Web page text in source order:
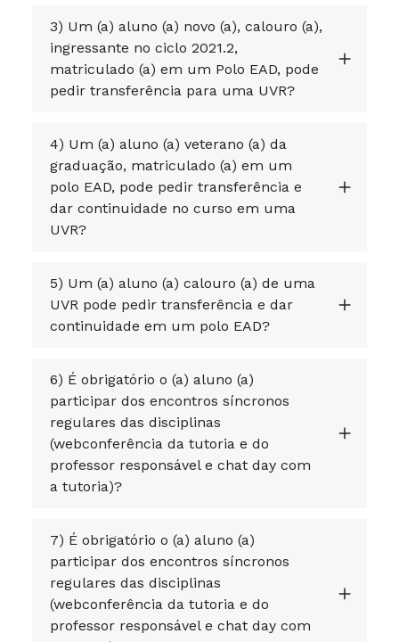
3) Um (a) aluno (a) novo (a), calouro (a),
ingressante no ciclo 2021.2,
matriculado (a) em um Polo EAD, pode
pedir transferência para uma UVR?
4) Um (a) aluno (a) veterano (a) da
graduação, matriculado (a) em um
polo EAD, pode pedir transferência e
dar continuidade no curso em uma
UVR?
5) Um (a) aluno (a) calouro (a) de uma
UVR pode pedir transferência e dar
continuidade em um polo EAD?
6) É obrigatório o (a) aluno (a)
participar dos encontros síncronos
regulares das disciplinas
(webconferência da tutoria e do
professor responsável e chat day com
a tutoria)?
7) É obrigatório o (a) aluno (a)
participar dos encontros síncronos
regulares das disciplinas
(webconferência da tutoria e do
professor responsável e chat day com